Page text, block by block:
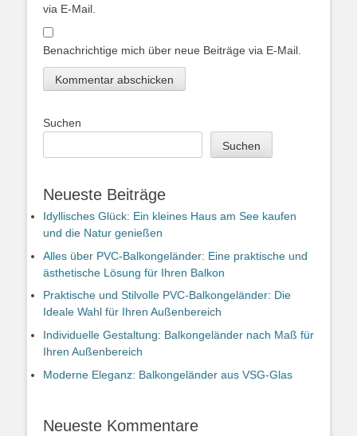
via E-Mail.
Benachrichtige mich über neue Beiträge via E-Mail.
Suchen
Suchen
Neueste Beiträge
Idyllisches Glück: Ein kleines Haus am See kaufen
und die Natur genießen
Alles über PVC-Balkongeländer: Eine praktische und
ästhetische Lösung für Ihren Balkon
Praktische und Stilvolle PVC-Balkongeländer: Die
Ideale Wahl für Ihren Außenbereich
Individuelle Gestaltung: Balkongeländer nach Maß für
Ihren Außenbereich
Moderne Eleganz: Balkongeländer aus VSG-Glas
Neueste Kommentare